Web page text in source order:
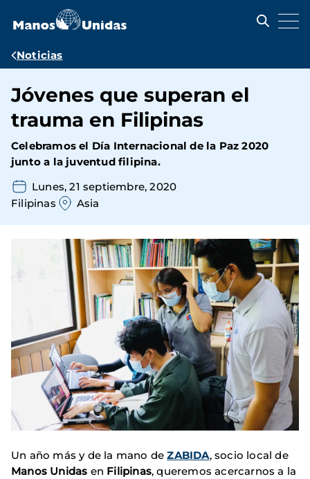
contenido
Ruta
navegación
Noticias
Jóvenes que superan el
trauma en Filipinas
Celebramos el Día Internacional de la Paz 2020
junto a la juventud filipina.
Lunes, 21 septiembre, 2020
Filipinas
Asia
Un año más y de la mano deZABIDA, socio local de
Manos Unidas en Filipinas, queremos acercarnos a la